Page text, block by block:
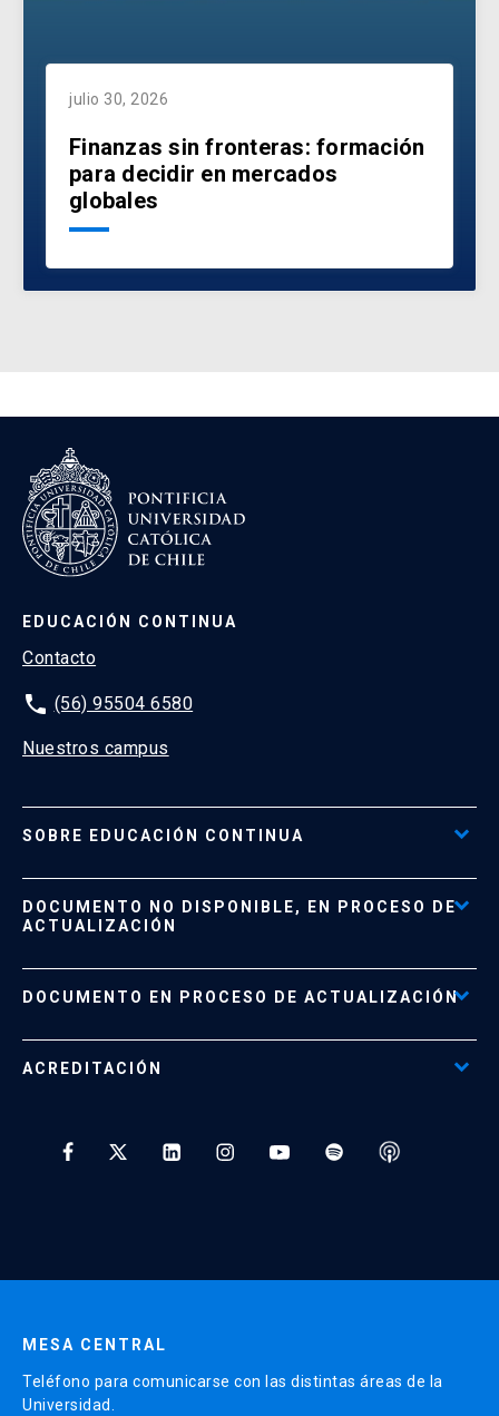
julio 30, 2026
Finanzas sin fronteras: formación
para decidir en mercados
globales
EDUCACIÓN CONTINUA
Contacto
phone (56) 95504 6580
Nuestros campus
SOBRE EDUCACIÓN CONTINUA
Formas de Pago
Políticas de Retiro, Devolución e Información Importante
DOCUMENTO NO DISPONIBLE, EN PROCESO DE
ACTUALIZACIÓN
Documento No Disponible file_download
DOCUMENTO EN PROCESO DE ACTUALIZACIÓN
ACREDITACIÓN
MESA CENTRAL
Teléfono para comunicarse con las distintas áreas de la
Universidad.